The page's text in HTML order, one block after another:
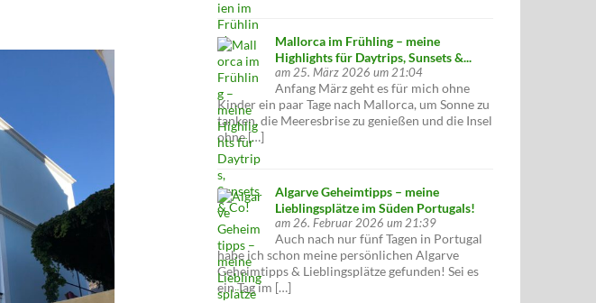
Mallorca im Frühling – meine
Highlights für Daytrips, Sunsets &...
am 25. März 2026 um 21:04
Anfang März geht es für mich ohne
Kinder ein paar Tage nach Mallorca, um Sonne zu
tanken, die Meeresbrise zu genießen und die Insel
ohne […]
Algarve Geheimtipps – meine
Lieblingsplätze im Süden Portugals!
am 26. Februar 2026 um 21:39
Auch nach nur fünf Tagen in Portugal
habe ich schon meine persönlichen Algarve
Geheimtipps & Lieblingsplätze gefunden! Sei es
ein Tag im […]